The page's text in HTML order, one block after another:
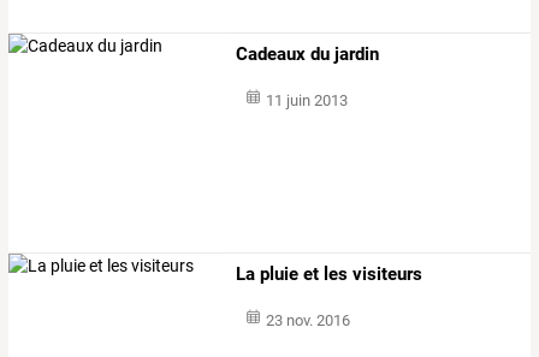
Cadeaux du jardin
11 juin 2013
La pluie et les visiteurs
23 nov. 2016